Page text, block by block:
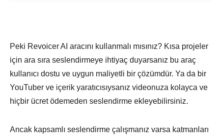
Peki Revoicer AI aracını kullanmalı mısınız? Kısa projeler
için ara sıra seslendirmeye ihtiyaç duyarsanız bu araç
kullanıcı dostu ve uygun maliyetli bir çözümdür. Ya da bir
YouTuber ve içerik yaratıcısıysanız videonuza kolayca ve
hiçbir ücret ödemeden seslendirme ekleyebilirsiniz.
Ancak kapsamlı seslendirme çalışmanız varsa katmanları